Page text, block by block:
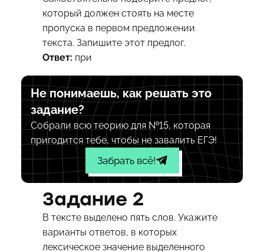
который должен стоять на месте
пропуска в первом предложении
текста. Запишите этот предлог.
Ответ: при
Не понимаешь, как решать это
задание?
Собрали всю теорию для №15, которая
пригодится тебе, чтобы не завалить ЕГЭ!
Забрать всё!
Задание 2
В тексте выделено пять слов. Укажите
варианты ответов, в которых
лексическое значение выделенного